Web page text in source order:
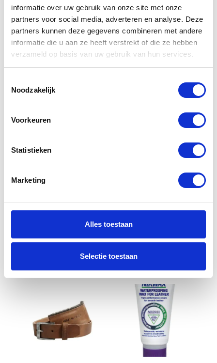
informatie over uw gebruik van onze site met onze
partners voor social media, adverteren en analyse. Deze
partners kunnen deze gegevens combineren met andere
informatie die u aan ze heeft verstrekt of die ze hebben
verzameld op basis van uw gebruik van hun services.
Noodzakelijk
Voorkeuren
Statistieken
Marketing
Alles toestaan
Selectie toestaan
Gerelateerde
producten
Earplugs
Earplugs PRO
€27,95